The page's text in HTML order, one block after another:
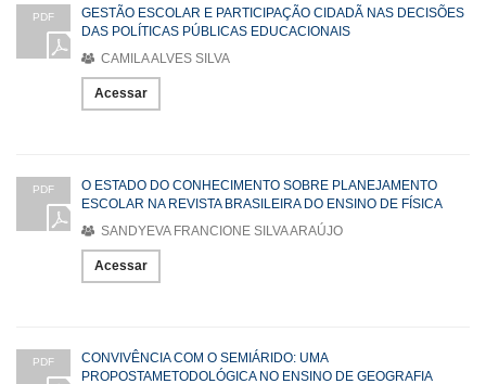
PDF
GESTÃO ESCOLAR E PARTICIPAÇÃO CIDADÃ NAS DECISÕES
DAS POLÍTICAS PÚBLICAS EDUCACIONAIS
CAMILA ALVES SILVA
Acessar
PDF
O ESTADO DO CONHECIMENTO SOBRE PLANEJAMENTO
ESCOLAR NA REVISTA BRASILEIRA DO ENSINO DE FÍSICA
SANDYEVA FRANCIONE SILVA ARAÚJO
Acessar
PDF
CONVIVÊNCIA COM O SEMIÁRIDO: UMA
PROPOSTAMETODOLÓGICA NO ENSINO DE GEOGRAFIA